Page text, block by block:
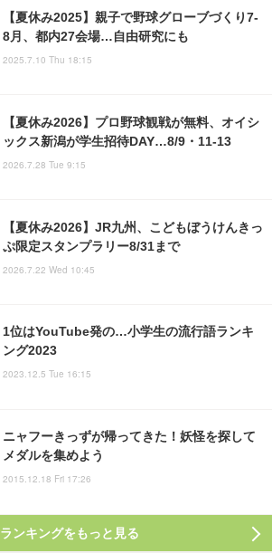
【夏休み2025】親子で野球グローブづくり7-
8月、都内27会場…自由研究にも
2025.7.10 Thu 18:15
【夏休み2026】プロ野球観戦が無料、オイシ
ックス新潟が学生招待DAY…8/9・11-13
2026.7.28 Tue 9:15
【夏休み2026】JR九州、こどもぼうけんきっ
ぷ限定スタンプラリー8/31まで
2026.7.22 Wed 10:45
1位はYouTube発の…小学生の流行語ランキ
ング2023
2023.12.5 Tue 16:15
ニャフーきっずが帰ってきた！妖怪を探して
メダルを集めよう
2015.12.18 Fri 17:26
ランキングをもっと見る